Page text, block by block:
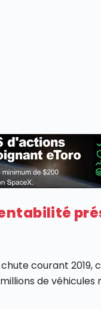
courant
de